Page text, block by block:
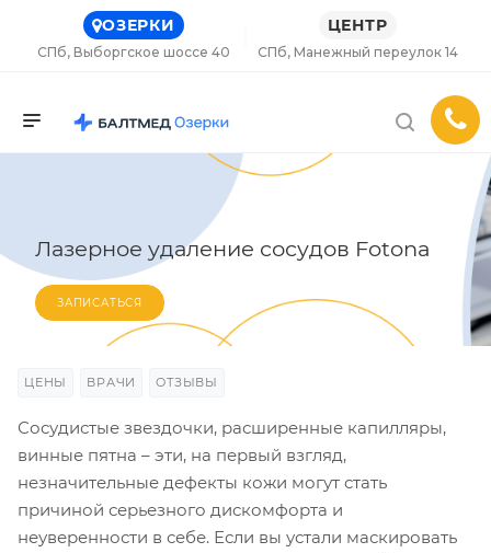
ОЗЕРКИ
СПб, Выборгское шоссе 40
ЦЕНТР
СПб, Манежный переулок 14
Лазерное удаление сосудов Fotona
ЗАПИСАТЬСЯ
ЦЕНЫ ВРАЧИ ОТЗЫВЫ
Сосудистые звездочки, расширенные капилляры,
винные пятна – эти, на первый взгляд,
незначительные дефекты кожи могут стать
причиной серьезного дискомфорта и
неуверенности в себе. Если вы устали маскировать